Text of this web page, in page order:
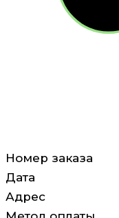
Номер заказа
Дата
Адрес